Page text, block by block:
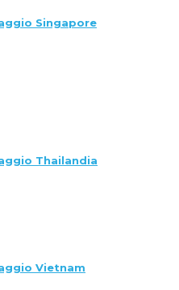
Singapore
Thailandia
Vietnam